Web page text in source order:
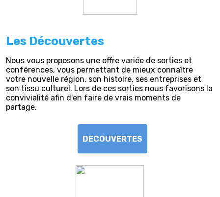
Les Découvertes
Nous vous proposons une offre variée de sorties et
conférences, vous permettant de mieux connaître
votre nouvelle région, son histoire, ses entreprises et
son tissu culturel. Lors de ces sorties nous favorisons la
convivialité afin d'en faire de vrais moments de
partage.
DECOUVERTES